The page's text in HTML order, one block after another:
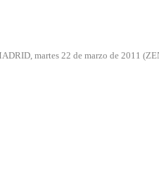
martes 22 de marzo de 2011